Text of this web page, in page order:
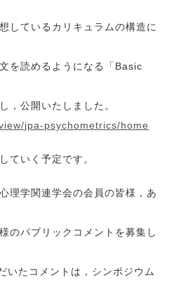
しているカリキュラムの構造に
を読めるようになる「Basic
，公開いたしました。
jpa-psychometrics/home
ていく予定です。
理学関連学会の会員の皆様，あ
のパブリックコメントを募集し
いたコメントは，シンポジウム